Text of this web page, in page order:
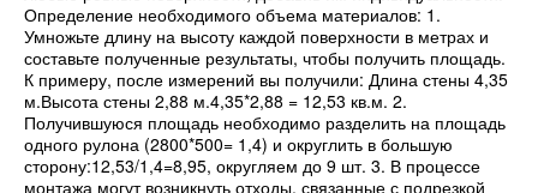
Определение необходимого объема материалов: 1.
Умножьте длину на высоту каждой поверхности в метрах и
составьте полученные результаты, чтобы получить площадь.
К примеру, после измерений вы получили: Длина стены 4,35
м.Высота стены 2,88 м.4,35*2,88 = 12,53 кв.м. 2.
Получившуюся площадь необходимо разделить на площадь
одного рулона (2800*500= 1,4) и округлить в большую
сторону:12,53/1,4=8,95, округляем до 9 шт. 3. В процессе
монтажа могут возникнуть отходы, связанные с подрезкой